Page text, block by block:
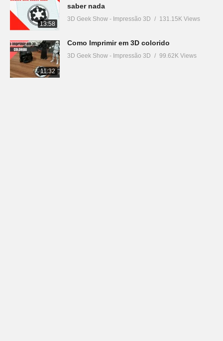
13:58
saber nada
3D Geek Show - Impressão 3D 131.15K Views
11:32
Como Imprimir em 3D colorido
3D Geek Show - Impressão 3D 99.62K Views